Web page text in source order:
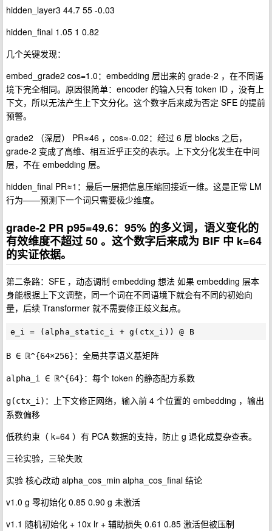
hidden_layer3 44.7 55 -0.03
hidden_final 1.05 1 0.82
几个关键发现：
embed_grade2 cos=1.0：embedding 层出来的 grade-2 ，在不同语
境下完全相同。原因很简单：encoder 的输入只有 token ID ，没有上
下文，所以无法产生上下文分化。这个数字后来成为否定 SFE 的提前
预警。
grade2 （深层） PR≈46 ，cos≈-0.02：经过 6 层 blocks 之后，
grade-2 变成了高维、相互近乎正交的表示。上下文分化发生在中间
层，不在 embedding 层。
hidden_final PR≈1：最后一层把信息压缩回接近一维。这是正常 LM
行为——预测下一个词只需要极少维度。
grade-2 PR p95=49.6：95% 的多义词，语义变化的
有效维度不超过 50 。这个数字后来成为 BIF 中 k=64
的实证依据。
第二条路：SFE ，动态调制 embedding 想法 如果 embedding 层本
身能根据上下文调整，同一个词在不同语境下就会有不同的初始向
量，后续 Transformer 就不需要修正歧义起点。
e_i = (alpha_static_i + g(ctx_i)) @ B
B ∈ ℝ^{64×256}：全局共享语义基矩阵
alpha_i ∈ ℝ^{64}：每个 token 的静态配方系数
g(ctx_i) ：上下文修正网络，输入前 4 个位置的 embedding ，输出
系数偏移
低秩约束（ k=64 ）有 PCA 数据的支持，防止 g 退化成复杂查表。
三轮实验，三轮失败
实验 核心改动 alpha_cos_min alpha_cos_final 结论
v1.0 g 零初始化 0.85 0.90 g 未激活
v1.1 随机初始化 + 10x lr + 辅助损失 0.61 0.85 激活但被压制